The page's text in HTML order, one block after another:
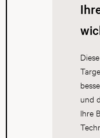
und
Ihre